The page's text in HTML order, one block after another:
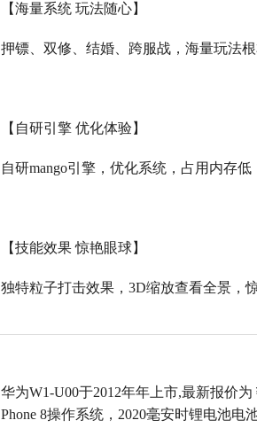
【海量系统 玩法随心】
押镖、双修、结婚、跨服战，海量玩法
【自研引擎 优化体验】
自研mango引擎，优化系统，占用内存低
【技能效果 惊艳眼球】
独特粒子打击效果，3D缩放查看全景，
华为W1-U00于2012年年上市,最新报价为
Phone 8操作系统，2020毫安时锂电池电